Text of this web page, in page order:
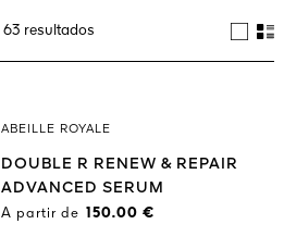
63 resultados
ABEILLE ROYALE
DOUBLE R RENEW & REPAIR
ADVANCED SERUM
A partir de 150.00 €